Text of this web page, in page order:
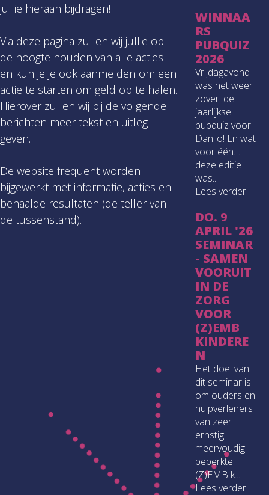
jullie hieraan bijdragen!
Via deze pagina zullen wij jullie op
de hoogte houden van alle acties
en kun je je ook aanmelden om een
actie te starten om geld op te halen.
Hierover zullen wij bij de volgende
berichten meer tekst en uitleg
geven.
De website frequent worden
bijgewerkt met informatie, acties en
behaalde resultaten (de teller van
de tussenstand).
WINNAA
RS
PUBQUIZ
2026
Vrijdagavond
was het weer
zover: de
jaarlijkse
pubquiz voor
Danilo! En wat
voor één…
deze editie
was...
Lees verder
DO. 9
APRIL '26
SEMINAR
- SAMEN
VOORUIT
IN DE
ZORG
VOOR
(Z)EMB
KINDERE
N
Het doel van
dit seminar is
om ouders en
hulpverleners
van zeer
ernstig
meervoudig
beperkte
(Z)EMB k...
Lees verder